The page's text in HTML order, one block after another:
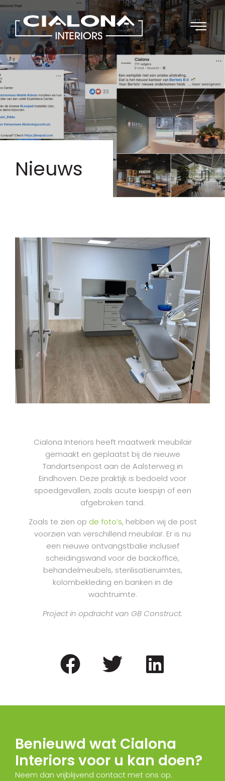
Nieuws
Cialona Interiors heeft maatwerk meubilair
gemaakt en geplaatst bij de nieuwe
Tandartsenpost aan de Aalsterweg in
Eindhoven. Deze praktijk is bedoeld voor
spoedgevallen, zoals acute kiespijn of een
afgebroken tand.
Zoals te zien op de foto’s, hebben wij de post
voorzien van verschillend meubilair. Er is nu
een nieuwe ontvangstbalie inclusief
scheidingswand voor de backoffice,
behandelmeubels, sterilisatieruimtes,
kolombekleding en banken in de
wachtruimte.
Project in opdracht van GB Construct.
Benieuwd wat Cialona
Interiors voor u kan doen?
Neem dan vrijblijvend contact met ons op.